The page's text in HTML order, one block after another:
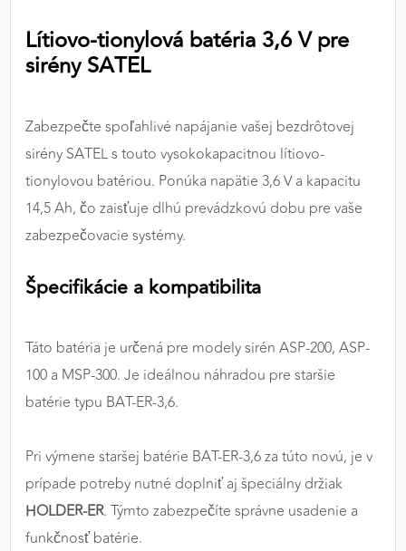
Lítiovo-tionylová batéria 3,6 V pre
sirény SATEL
Zabezpečte spoľahlivé napájanie vašej bezdrôtovej
sirény SATEL s touto vysokokapacitnou lítiovo-
tionylovou batériou. Ponúka napätie 3,6 V a kapacitu
14,5 Ah, čo zaisťuje dlhú prevádzkovú dobu pre vaše
zabezpečovacie systémy.
Špecifikácie a kompatibilita
Táto batéria je určená pre modely sirén ASP-200, ASP-
100 a MSP-300. Je ideálnou náhradou pre staršie
batérie typu BAT-ER-3,6.
Pri výmene staršej batérie BAT-ER-3,6 za túto novú, je v
prípade potreby nutné doplniť aj špeciálny držiak
HOLDER-ER. Týmto zabezpečíte správne usadenie a
funkčnosť batérie.
Google Analytics
MARKETINGOVÉ COOKIES
správania používateľov naprieč webovými
stránkami. Umožňujú nám a našim partnerom
našom webe aj v reklamných sieťach tretích strán.